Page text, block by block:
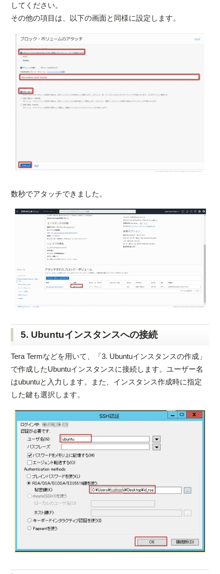
してください。
その他の項目は、以下の画面と同様に設定します。
数秒でアタッチできました。
5. Ubuntuインスタンスへの接続
Tera Termなどを用いて、「3. Ubuntuインスタンスの作成」
で作成したUbuntuインスタンスに接続します。ユーザー名
はubuntuと入力します。また、インスタンス作成時に指定
した鍵も選択します。